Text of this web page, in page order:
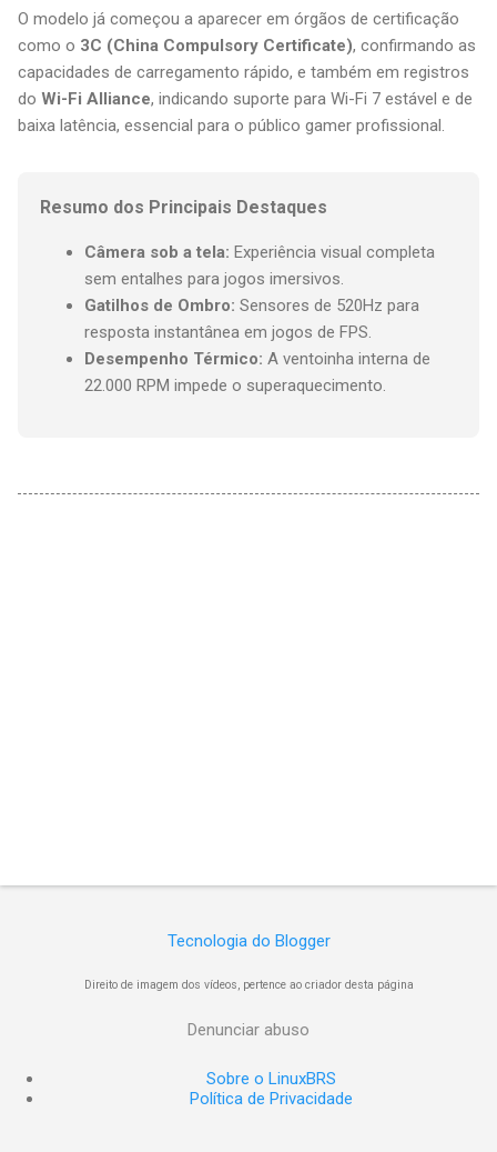
O modelo já começou a aparecer em órgãos de certificação
como o 3C (China Compulsory Certificate), confirmando as
capacidades de carregamento rápido, e também em registros
do Wi-Fi Alliance, indicando suporte para Wi-Fi 7 estável e de
baixa latência, essencial para o público gamer profissional.
Resumo dos Principais Destaques
Câmera sob a tela: Experiência visual completa
sem entalhes para jogos imersivos.
Gatilhos de Ombro: Sensores de 520Hz para
resposta instantânea em jogos de FPS.
Desempenho Térmico: A ventoinha interna de
22.000 RPM impede o superaquecimento.
Tecnologia do Blogger
Direito de imagem dos vídeos, pertence ao criador desta página
Denunciar abuso
Sobre o LinuxBRS
Política de Privacidade